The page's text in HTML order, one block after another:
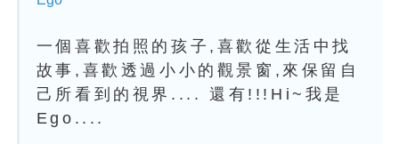
一個喜歡拍照的孩子,喜歡從生活中找
故事,喜歡透過小小的觀景窗,來保留自
己所看到的視界.... 還有!!!Hi~我是
Ego....